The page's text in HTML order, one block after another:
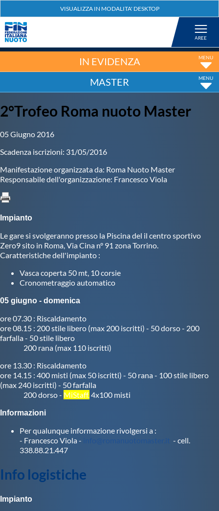
Nuoto
Tuffi
Fondo
Master
Formazione
GUG
Scuole Nuoto
Centri Federali
Area Legislativa
Protezione Civile
Qualità
IN EVIDENZA
MASTER
2°Trofeo Roma nuoto Master
05 Giugno 2016
Scadenza iscrizioni: 31/05/2016
Manifestazione organizzata da: Roma Nuoto Master
Responsabile dell'organizzazione: Francesco Viola
Impianto
Le gare si svolgeranno presso la Piscina del il centro sportivo
Zero9 sito in Roma, Via Cina n° 91 zona Torrino.
Caratteristiche dell'impianto :
Vasca coperta 50 mt, 10 corsie
Cronometraggio automatico
05 giugno - domenica
ore 07.30 : Riscaldamento
ore 08.15 : 200 stile libero (max 200 iscritti) - 50 dorso - 200
farfalla - 50 stile libero
200 rana (max 110 iscritti)
ore 13.30 : Riscaldamento
ore 14.15 : 400 misti (max 50 iscritti) - 50 rana - 100 stile libero
(max 240 iscritti) - 50 farfalla
200 dorso - MiStaff.4x100 misti
Informazioni
Per qualunque informazione rivolgersi a :
- Francesco Viola -
- cell.
338.88.21.447
Info logistiche
Impianto